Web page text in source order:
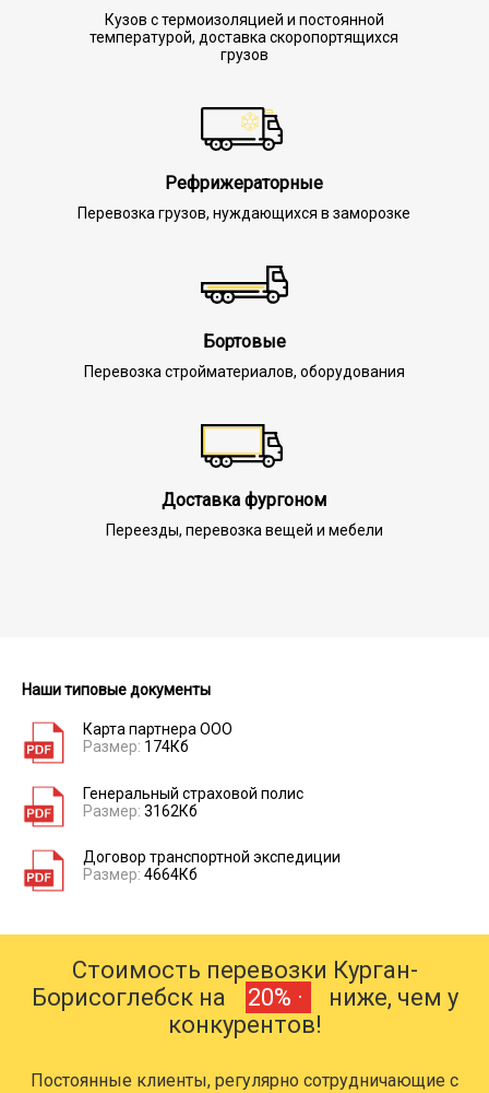
Кузов с термоизоляцией и постоянной
температурой, доставка скоропортящихся
грузов
Рефрижераторные
Перевозка грузов, нуждающихся в заморозке
Бортовые
Перевозка стройматериалов, оборудования
Доставка фургоном
Переезды, перевозка вещей и мебели
Наши типовые документы
Карта партнера ООО
Размер: 174Кб
Генеральный страховой полис
Размер: 3162Кб
Договор транспортной экспедиции
Размер: 4664Кб
Стоимость перевозки Курган-
Борисоглебск на
20% ·
ниже, чем у
конкурентов!
Постоянные клиенты, регулярно сотрудничающие с